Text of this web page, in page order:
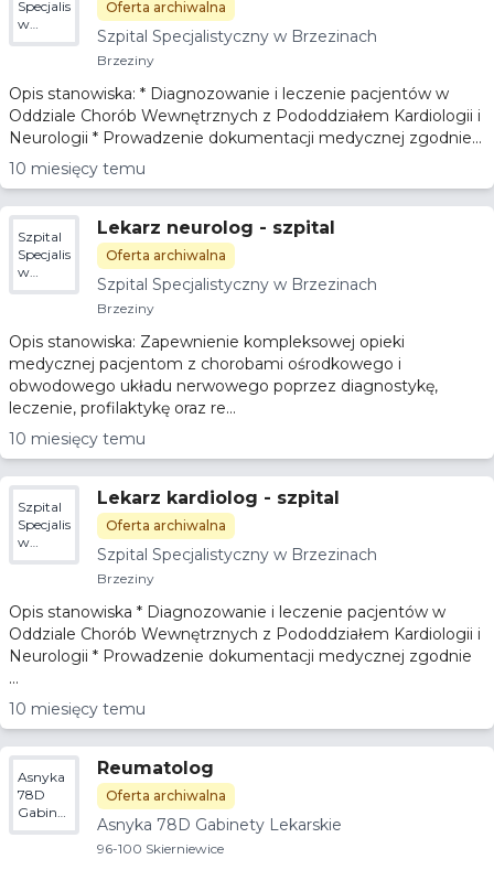
Specjalistyczny
w
Brzezinach
Oferta archiwalna
Szpital Specjalistyczny w Brzezinach
Brzeziny
Opis stanowiska: * Diagnozowanie i leczenie pacjentów w
Oddziale Chorób Wewnętrznych z Pododdziałem Kardiologii i
Neurologii * Prowadzenie dokumentacji medycznej zgodnie...
10 miesięcy temu
Szpital
Specjalistyczny
w
Brzezinach
Lekarz neurolog - szpital
Oferta archiwalna
Szpital Specjalistyczny w Brzezinach
Brzeziny
Opis stanowiska: Zapewnienie kompleksowej opieki
medycznej pacjentom z chorobami ośrodkowego i
obwodowego układu nerwowego poprzez diagnostykę,
leczenie, profilaktykę oraz re...
10 miesięcy temu
Szpital
Specjalistyczny
w
Brzezinach
Lekarz kardiolog - szpital
Oferta archiwalna
Szpital Specjalistyczny w Brzezinach
Brzeziny
Opis stanowiska * Diagnozowanie i leczenie pacjentów w
Oddziale Chorób Wewnętrznych z Pododdziałem Kardiologii i
Neurologii * Prowadzenie dokumentacji medycznej zgodnie
...
10 miesięcy temu
Asnyka
78D
Gabinety
Lekarskie
Reumatolog
Oferta archiwalna
Asnyka 78D Gabinety Lekarskie
96-100 Skierniewice